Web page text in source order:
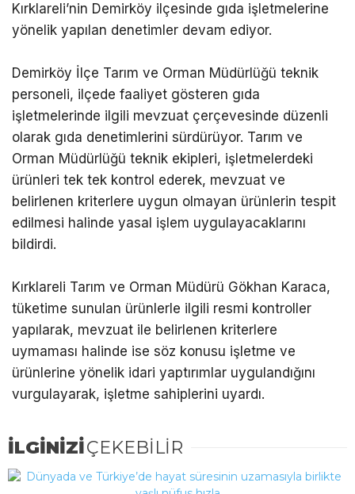
Kırklareli’nin Demirköy ilçesinde gıda işletmelerine
yönelik yapılan denetimler devam ediyor.
Demirköy İlçe Tarım ve Orman Müdürlüğü teknik
personeli, ilçede faaliyet gösteren gıda
işletmelerinde ilgili mevzuat çerçevesinde düzenli
olarak gıda denetimlerini sürdürüyor. Tarım ve
Orman Müdürlüğü teknik ekipleri, işletmelerdeki
ürünleri tek tek kontrol ederek, mevzuat ve
belirlenen kriterlere uygun olmayan ürünlerin tespit
edilmesi halinde yasal işlem uygulayacaklarını
bildirdi.
Kırklareli Tarım ve Orman Müdürü Gökhan Karaca,
tüketime sunulan ürünlerle ilgili resmi kontroller
yapılarak, mevzuat ile belirlenen kriterlere
uymaması halinde ise söz konusu işletme ve
ürünlerine yönelik idari yaptırımlar uygulandığını
vurgulayarak, işletme sahiplerini uyardı.
İLGİNİZİÇEKEBİLİR